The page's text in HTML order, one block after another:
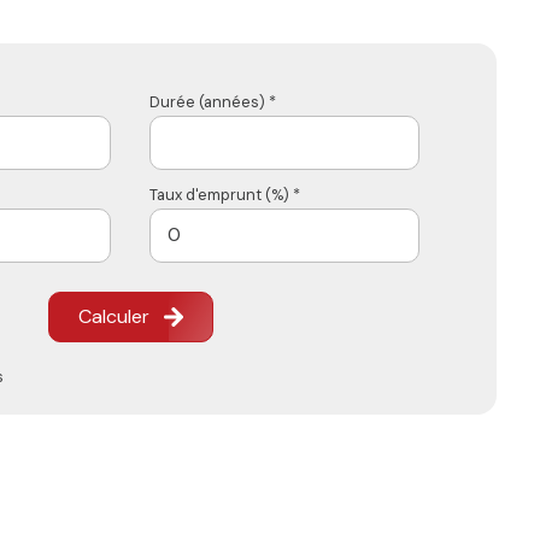
Durée (années) *
Taux d'emprunt (%) *
Calculer